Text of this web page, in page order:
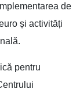
de
și activități
pentru